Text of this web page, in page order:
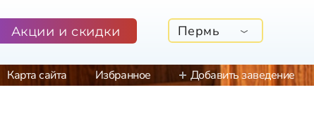
Акции и скидки Пермь
Карта сайта Избранное Добавить заведение